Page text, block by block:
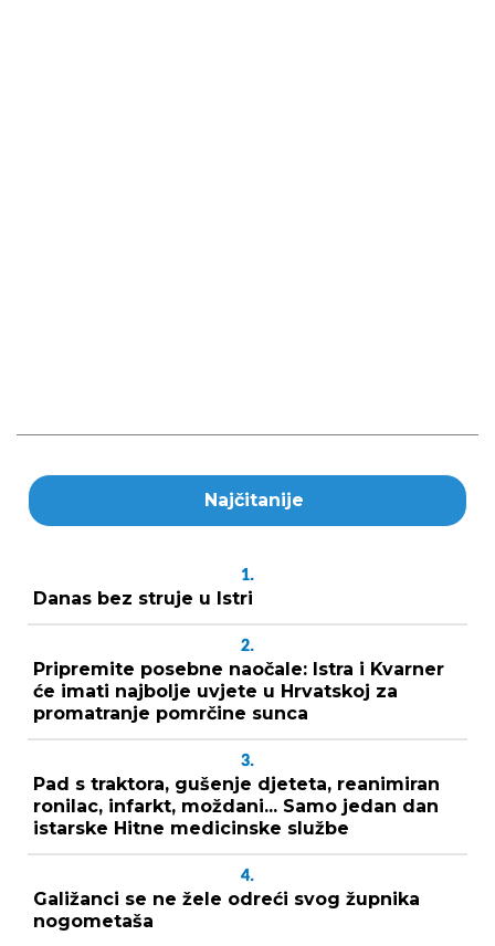
Najčitanije
1.
Danas bez struje u Istri
2.
Pripremite posebne naočale: Istra i Kvarner
će imati najbolje uvjete u Hrvatskoj za
promatranje pomrčine sunca
3.
Pad s traktora, gušenje djeteta, reanimiran
ronilac, infarkt, moždani... Samo jedan dan
istarske Hitne medicinske službe
4.
Galižanci se ne žele odreći svog župnika
nogometaša